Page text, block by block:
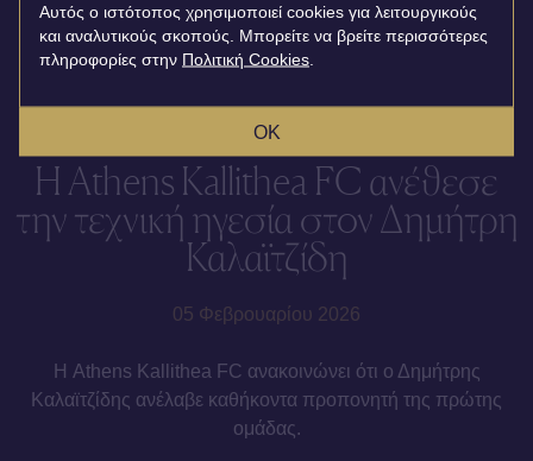
Η Athens Kallithea FC ανέθεσε
την τεχνική ηγεσία στον Δημήτρη
Καλαϊτζίδη
05 Φεβρουαρίου 2026
Η Athens Kallithea FC ανακοινώνει ότι ο Δημήτρης
Καλαϊτζίδης ανέλαβε καθήκοντα προπονητή της πρώτης
ομάδας.
Αυτός ο ιστότοπος χρησιμοποιεί cookies για λειτουργικούς
και αναλυτικούς σκοπούς. Μπορείτε να βρείτε περισσότερες
πληροφορίες στην Πολιτική Cookies
OK